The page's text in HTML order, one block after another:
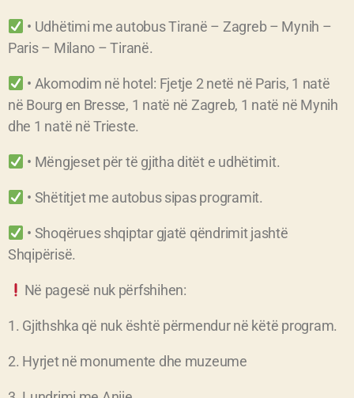
• Udhëtimi me autobus Tiranë – Zagreb – Mynih –
Paris – Milano – Tiranë.
• Akomodim në hotel: Fjetje 2 netë në Paris, 1 natë
në Bourg en Bresse, 1 natë në Zagreb, 1 natë në Mynih
dhe 1 natë në Trieste.
• Mëngjeset për të gjitha ditët e udhëtimit.
• Shëtitjet me autobus sipas programit.
• Shoqërues shqiptar gjatë qëndrimit jashtë
Shqipërisë.
Në pagesë nuk përfshihen:
1. Gjithshka që nuk është përmendur në këtë program.
2. Hyrjet në monumente dhe muzeume